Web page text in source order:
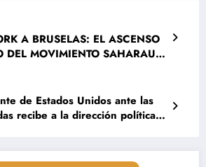
A BRUSELAS: EL ASCENSO
DEL MOVIMIENTO SAHARAUI
de Estados Unidos ante las
recibe a la dirección política